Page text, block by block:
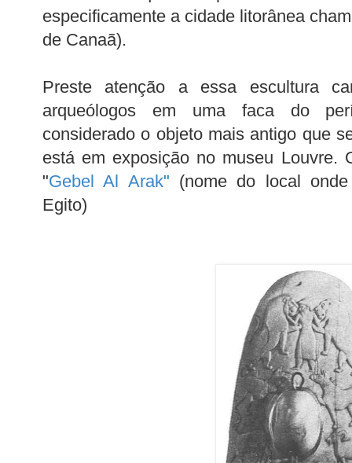
especificamente a cidade litorânea
de Canaã).
Preste atenção a essa escultura
arqueólogos em uma faca do
considerado o objeto mais antigo que
está em exposição no museu Louvre.
"Gebel Al Arak" (nome do local
Egito)